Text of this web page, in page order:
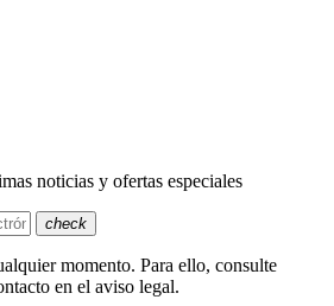
noticias y ofertas especiales
check
momento. Para ello, consulte
en el aviso legal.